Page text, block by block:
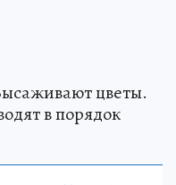
цветы.
в порядок